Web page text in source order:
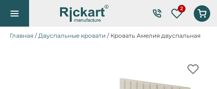
Список
Главная /Двуспальные кровати / Кровать Амелия двуспальная